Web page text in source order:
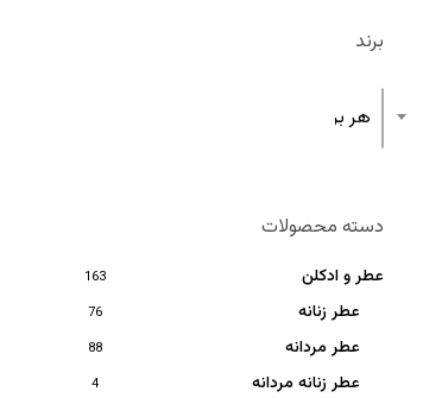
برند
هر برند
دسته محصولات
عطر و ادکلن 163
عطر زنانه 76
عطر مردانه 88
عطر زنانه مردانه 4